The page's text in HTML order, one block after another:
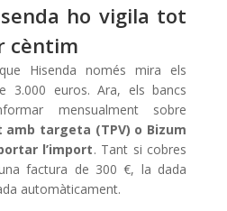
ho vigila tot
cèntim
Hisenda només mira els
3.000 euros. Ara, els bancs
mensualment sobre
targeta (TPV) o Bizum
l’import. Tant si cobres
factura de 300 €, la dada
automàticament.